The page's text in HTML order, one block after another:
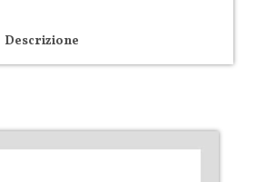
Descrizione